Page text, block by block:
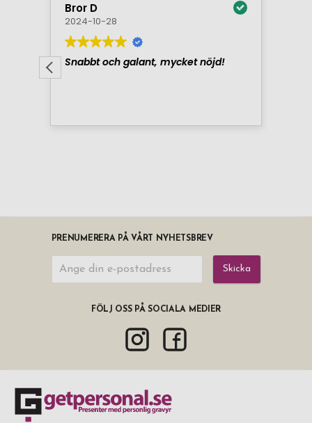
PRENUMERERA PÅ VÅRT NYHETSBREV
Skicka
FÖLJ OSS PÅ SOCIALA MEDIER